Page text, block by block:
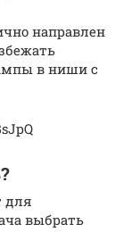
направлен
в ниши с
для
выбрать